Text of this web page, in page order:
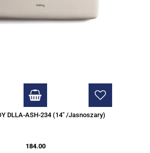
DLLA-ASH-234 (14" /Jasnoszary)
184.00